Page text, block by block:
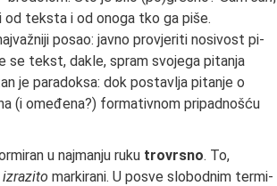
teksta i od onoga tko ga piše.
posao: javno provjeriti nosivost pi­
se tekst, dakle, spram svojega pitanja
je paradoksa: dok postavlja pitanje o
(i omeđena?) formativ­nom pripadnošću
u najma­nju ruku trovrsno. To,
izrazito markirani. U posve slobodnim termi­